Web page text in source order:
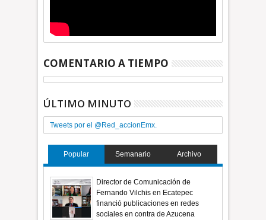
COMENTARIO A TIEMPO
ÚLTIMO MINUTO
Tweets por el @Red_accionEmx.
Popular Semanario Archivo
Director de Comunicación de
Fernando Vilchis en Ecatepec
financió publicaciones en redes
sociales en contra de Azucena